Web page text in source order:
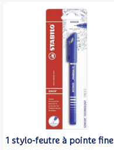
1 stylo-feutre à pointe fine